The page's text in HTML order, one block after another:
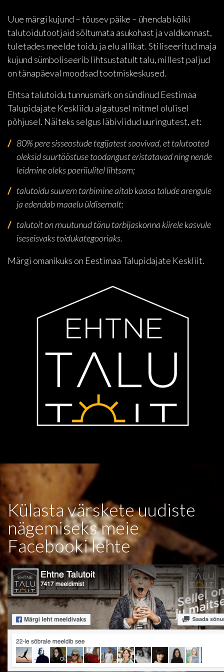
Uue märgi kujund – tõusev päike – ühendab kõiki
talutoidutootjaid sõltumata asukohast ja valdkonnast,
tuletades meelde toidu ja elu allikat. Stiliseeritud maja
kujund sümboliseerib lihtsustatult talu, millest paljud
on tänapäeval moodsad tootmiskeskused.
Ehtsa talutoidu tunnusmärk on sündinud Eestimaa
Talupidajate Keskliidu algatusel mitmel olulisel
põhjusel. Näiteks selgus läbiviidud uuringutest, et:
80% pere sisseostude tegijatest soovivad, et talutooted
oleksid suurtööstuse toodangust eristatavad ning nende
leidmine oleks poeriiulitel lihtsam;
talutoidu suurem tarbimine aitab kaasa talude arengule
ja edendab maaelu üldisemalt;
talutoit on muutunud tänu tarbijaskonna kiirele kasvule
iseseisvaks toidukategooriaks.
Märgi omanikuks on Eestimaa Talupidajate Keskliit.
Külasta värskete uudiste
nägemiseks meie
Facebooki lehte